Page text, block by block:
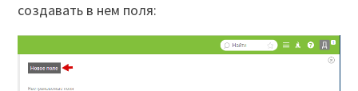
создавать в нем поля: